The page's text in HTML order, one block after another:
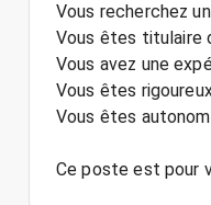
Vous recherchez
Vous êtes titulaire
Vous avez une
Vous êtes
Vous êtes
Ce poste est pour